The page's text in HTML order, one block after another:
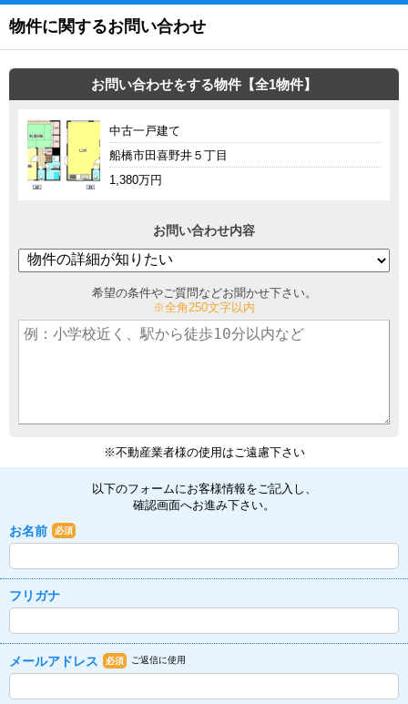
物件に関するお問い合わせ
お問い合わせをする物件【全1物件】
中古一戸建て
船橋市田喜野井５丁目
1,380万円
お問い合わせ内容
希望の条件やご質問などお聞かせ下さい。
※全角250文字以内
※不動産業者様の使用はご遠慮下さい
以下のフォームにお客様情報をご記入し、
確認画面へお進み下さい。
お名前 必須
フリガナ
メールアドレス 必須 ご返信に使用